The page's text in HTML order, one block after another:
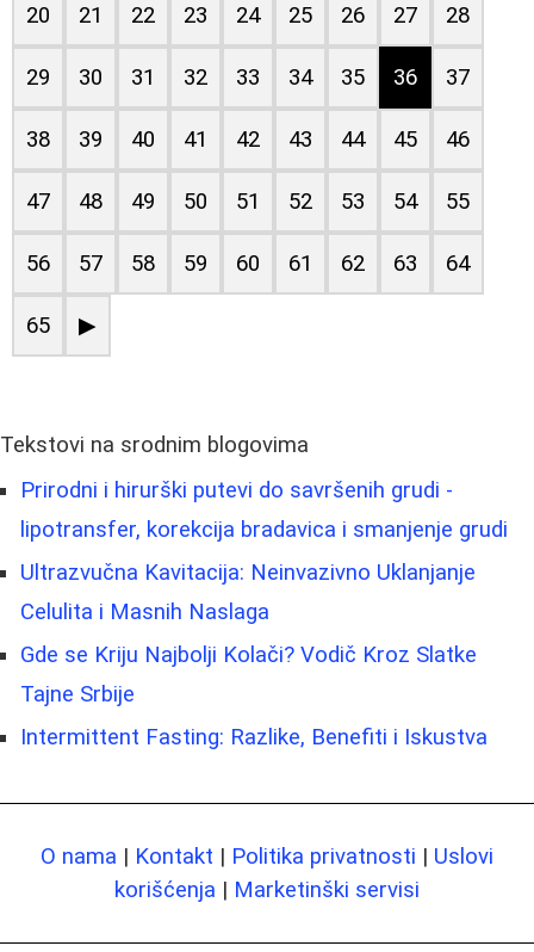
20 21 22 23 24 25 26 27 28
29 30 31 32 33 34 35 36 37
38 39 40 41 42 43 44 45 46
47 48 49 50 51 52 53 54 55
56 57 58 59 60 61 62 63 64
65 ▶
Tekstovi na srodnim blogovima
Prirodni i hirurški putevi do savršenih grudi -
lipotransfer, korekcija bradavica i smanjenje grudi
Ultrazvučna Kavitacija: Neinvazivno Uklanjanje
Celulita i Masnih Naslaga
Gde se Kriju Najbolji Kolači? Vodič Kroz Slatke
Tajne Srbije
Intermittent Fasting: Razlike, Benefiti i Iskustva
O nama | Kontakt | Politika privatnosti | Uslovi
korišćenja | Marketinški servisi